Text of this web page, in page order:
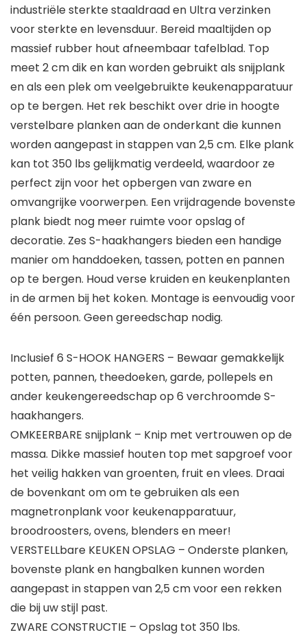
industriële sterkte staaldraad en Ultra verzinken
voor sterkte en levensduur. Bereid maaltijden op
massief rubber hout afneembaar tafelblad. Top
meet 2 cm dik en kan worden gebruikt als snijplank
en als een plek om veelgebruikte keukenapparatuur
op te bergen. Het rek beschikt over drie in hoogte
verstelbare planken aan de onderkant die kunnen
worden aangepast in stappen van 2,5 cm. Elke plank
kan tot 350 lbs gelijkmatig verdeeld, waardoor ze
perfect zijn voor het opbergen van zware en
omvangrijke voorwerpen. Een vrijdragende bovenste
plank biedt nog meer ruimte voor opslag of
decoratie. Zes S-haakhangers bieden een handige
manier om handdoeken, tassen, potten en pannen
op te bergen. Houd verse kruiden en keukenplanten
in de armen bij het koken. Montage is eenvoudig voor
één persoon. Geen gereedschap nodig.
Inclusief 6 S-HOOK HANGERS – Bewaar gemakkelijk
potten, pannen, theedoeken, garde, pollepels en
ander keukengereedschap op 6 verchroomde S-
haakhangers.
OMKEERBARE snijplank – Knip met vertrouwen op de
massa. Dikke massief houten top met sapgroef voor
het veilig hakken van groenten, fruit en vlees. Draai
de bovenkant om om te gebruiken als een
magnetronplank voor keukenapparatuur,
broodroosters, ovens, blenders en meer!
VERSTELLbare KEUKEN OPSLAG – Onderste planken,
bovenste plank en hangbalken kunnen worden
aangepast in stappen van 2,5 cm voor een rekken
die bij uw stijl past.
ZWARE CONSTRUCTIE – Opslag tot 350 lbs.